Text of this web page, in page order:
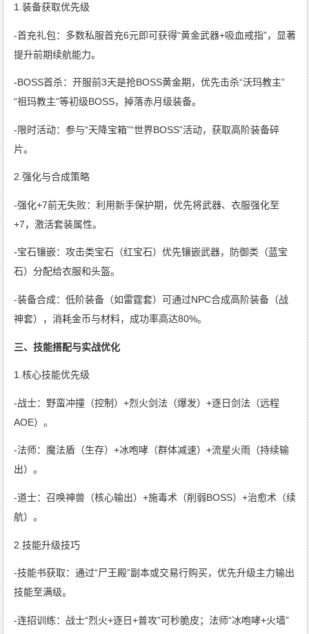
1.装备获取优先级
-首充礼包：多数私服首充6元即可获得“黄金武器+吸血戒指”，显著
提升前期续航能力。
-BOSS首杀：开服前3天是抢BOSS黄金期，优先击杀“沃玛教主”
“祖玛教主”等初级BOSS，掉落赤月级装备。
-限时活动：参与“天降宝箱”“世界BOSS”活动，获取高阶装备碎
片。
2.强化与合成策略
-强化+7前无失败：利用新手保护期，优先将武器、衣服强化至
+7，激活套装属性。
-宝石镶嵌：攻击类宝石（红宝石）优先镶嵌武器，防御类（蓝宝
石）分配给衣服和头盔。
-装备合成：低阶装备（如雷霆套）可通过NPC合成高阶装备（战
神套），消耗金币与材料，成功率高达80%。
三、技能搭配与实战优化
1.核心技能优先级
-战士：野蛮冲撞（控制）+烈火剑法（爆发）+逐日剑法（远程
AOE）。
-法师：魔法盾（生存）+冰咆哮（群体减速）+流星火雨（持续输
出）。
-道士：召唤神兽（核心输出）+施毒术（削弱BOSS）+治愈术（续
航）。
2.技能升级技巧
-技能书获取：通过“尸王殿”副本或交易行购买，优先升级主力输出
技能至满级。
-连招训练：战士“烈火+逐日+普攻”可秒脆皮；法师“冰咆哮+火墙”